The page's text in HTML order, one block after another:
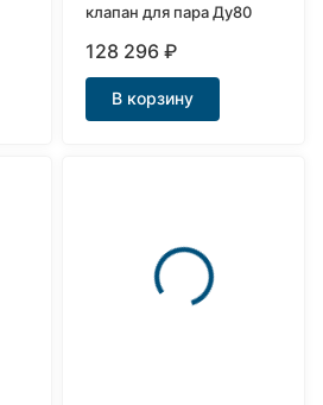
клапан для пара Ду80
128 296₽
В корзину